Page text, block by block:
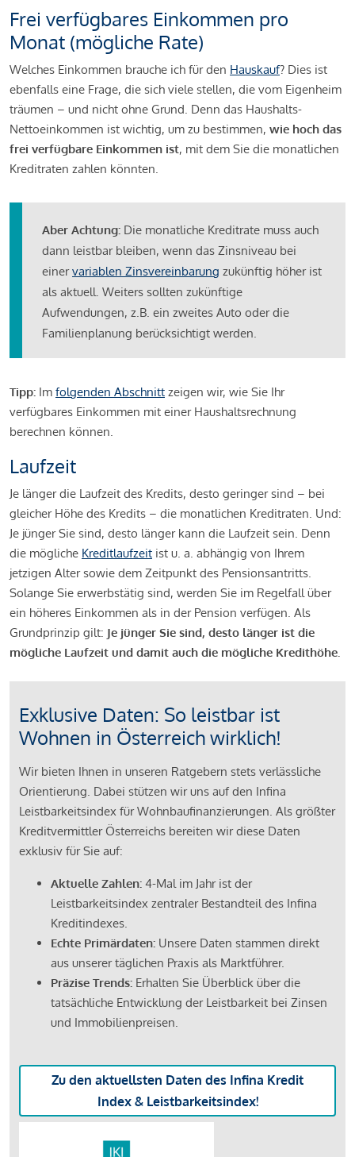
Frei verfügbares Einkommen pro
Monat (mögliche Rate)
Welches Einkommen brauche ich für den Hauskauf? Dies ist
ebenfalls eine Frage, die sich viele stellen, die vom Eigenheim
träumen – und nicht ohne Grund. Denn das Haushalts-
Nettoeinkommen ist wichtig, um zu bestimmen, wie hoch das
frei verfügbare Einkommen ist, mit dem Sie die monatlichen
Kreditraten zahlen könnten.
Aber Achtung: Die monatliche Kreditrate muss auch
dann leistbar bleiben, wenn das Zinsniveau bei
einervariablen Zinsvereinbarung zukünftig höher ist
als aktuell. Weiters sollten zukünftige
Aufwendungen, z.B. ein zweites Auto oder die
Familienplanung berücksichtigt werden.
Tipp: Im folgenden Abschnitt zeigen wir, wie Sie Ihr
verfügbares Einkommen mit einer Haushaltsrechnung
berechnen können.
Laufzeit
Je länger die Laufzeit des Kredits, desto geringer sind – bei
gleicher Höhe des Kredits – die monatlichen Kreditraten. Und:
Je jünger Sie sind, desto länger kann die Laufzeit sein. Denn
die mögliche Kreditlaufzeit ist u. a. abhängig von Ihrem
jetzigen Alter sowie dem Zeitpunkt des Pensionsantritts.
Solange Sie erwerbstätig sind, werden Sie im Regelfall über
ein höheres Einkommen als in der Pension verfügen. Als
Grundprinzip gilt: Je jünger Sie sind, desto länger ist die
mögliche Laufzeit und damit auch die mögliche Kredithöhe.
Exklusive Daten: So leistbar ist
Wohnen in Österreich wirklich!
Wir bieten Ihnen in unseren Ratgebern stets verlässliche
Orientierung. Dabei stützen wir uns auf den Infina
Leistbarkeitsindex für Wohnbaufinanzierungen. Als größter
Kreditvermittler Österreichs bereiten wir diese Daten
exklusiv für Sie auf:
Aktuelle Zahlen: 4-Mal im Jahr ist der
Leistbarkeitsindex zentraler Bestandteil des Infina
Kreditindexes.
Echte Primärdaten: Unsere Daten stammen direkt
aus unserer täglichen Praxis als Marktführer.
Präzise Trends: Erhalten Sie Überblick über die
tatsächliche Entwicklung der Leistbarkeit bei Zinsen
und Immobilienpreisen.
Zu den aktuellsten Daten des Infina Kredit
Index & Leistbarkeitsindex!